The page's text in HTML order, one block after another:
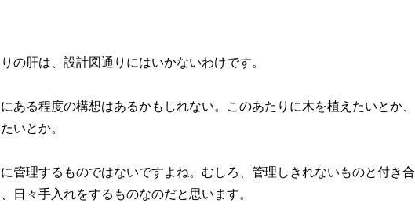
の肝は、設計図通りにはいかないわけです。
ある程度の構想はあるかもしれない。このあたりに木を植えたいとか、
いとか。
管理するものではないですよね。むしろ、管理しきれないものと付き合
日々手入れをするものなのだと思います。